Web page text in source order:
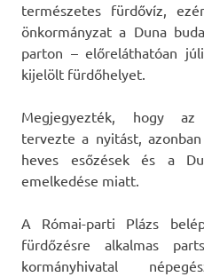
természetes fürdővíz,
önkormányzat a Duna
parton – előreláthatóan
kijelölt fürdőhelyet.
Megjegyezték, hogy az
tervezte a nyitást,
heves esőzések és a
emelkedése miatt.
A Római-parti Plázs
fürdőzésre alkalmas
kormányhivatal